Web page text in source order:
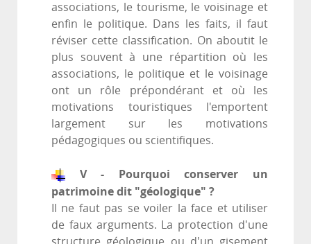
associations, le tourisme, le voisinage et
enfin le politique. Dans les faits, il faut
réviser cette classification. On aboutit le
plus souvent à une répartition où les
associations, le politique et le voisinage
ont un rôle prépondérant et où les
motivations touristiques l'emportent
largement sur les motivations
pédagogiques ou scientifiques.
V - Pourquoi conserver un
patrimoine dit "géologique" ?
Il ne faut pas se voiler la face et utiliser
de faux arguments. La protection d'une